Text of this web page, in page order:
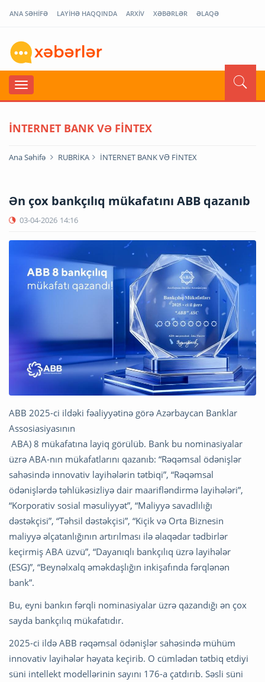
ANA SƏHİFƏ LAYİHƏ HAQQINDA ARXİV XƏBƏRLƏR ƏLAQƏ
İNTERNET BANK VƏ FİNTEX
Ana Səhifə RUBRİKA İNTERNET BANK VƏ FİNTEX
Ən çox bankçılıq mükafatını ABB qazanıb
03-04-2026 14:16
ABB 2025-ci ildəki fəaliyyətinə görə Azərbaycan Banklar
Assosiasiyasının
ABA) 8 mükafatına layiq görülüb. Bank bu nominasiyalar
üzrə ABA-nın mükafatlarını qazanıb: “Rəqəmsal ödənişlər
sahəsində innovativ layihələrin tətbiqi”, “Rəqəmsal
ödənişlərdə təhlükəsizliyə dair maarifləndirmə layihələri”,
“Korporativ sosial məsuliyyət”, “Maliyyə savadlılığı
dəstəkçisi”, “Təhsil dəstəkçisi”, “Kiçik və Orta Biznesin
maliyyə əlçatanlığının artırılması ilə əlaqədar tədbirlər
keçirmiş ABA üzvü”, “Dayanıqlı bankçılıq üzrə layihələr
(ESG)”, “Beynəlxalq əməkdaşlığın inkişafında fərqlənən
bank”.
Bu, eyni bankın fərqli nominasiyalar üzrə qazandığı ən çox
sayda bankçılıq mükafatıdır.
2025-ci ildə ABB rəqəmsal ödənişlər sahəsində mühüm
innovativ layihələr həyata keçirib. O cümlədən tətbiq etdiyi
süni intellekt modellərinin sayını 176-a çatdırıb. Səsli süni